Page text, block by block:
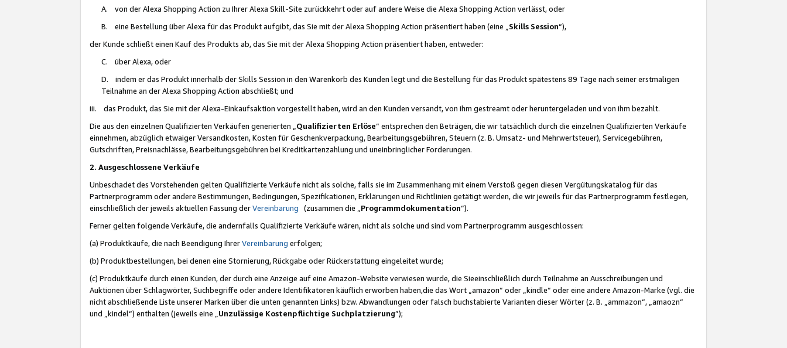
A. von der Alexa Shopping Action zu Ihrer Alexa Skill-Site zurückkehrt oder auf andere Weise die Alexa Shopping Action verlässt, oder
B. eine Bestellung über Alexa für das Produkt aufgibt, das Sie mit der Alexa Shopping Action präsentiert haben (eine „ Skills Session“),
der Kunde schließt einen Kauf des Produkts ab, das Sie mit der Alexa Shopping Action präsentiert haben, entweder:
C. über Alexa, oder
D. indem er das Produkt innerhalb der Skills Session in den Warenkorb des Kunden legt und die Bestellung für das Produkt spätestens 89 Tage nach seiner erstmaligen
Teilnahme an der Alexa Shopping Action abschließt; und
iii. das Produkt, das Sie mit der Alexa-Einkaufsaktion vorgestellt haben, wird an den Kunden versandt, von ihm gestreamt oder heruntergeladen und von ihm bezahlt.
Die aus den einzelnen Qualifizierten Verkäufen generierten „ Qualifizierten Erlöse“ entsprechen den Beträgen, die wir tatsächlich durch die einzelnen Qualifizierten Verkäufe
einnehmen, abzüglich etwaiger Versandkosten, Kosten für Geschenkverpackung, Bearbeitungsgebühren, Steuern (z. B. Umsatz- und Mehrwertsteuer), Servicegebühren,
Gutschriften, Preisnachlässe, Bearbeitungsgebühren bei Kreditkartenzahlung und uneinbringlicher Forderungen.
2. Ausgeschlossene Verkäufe
Unbeschadet des Vorstehenden gelten Qualifizierte Verkäufe nicht als solche, falls sie im Zusammenhang mit einem Verstoß gegen diesen Vergütungskatalog für das
Partnerprogramm oder andere Bestimmungen, Bedingungen, Spezifikationen, Erklärungen und Richtlinien getätigt werden, die wir jeweils für das Partnerprogramm festlegen,
einschließlich der jeweils aktuellen Fassung derVereinbarung (zusammen die „ Programmdokumentation“).
Ferner gelten folgende Verkäufe, die andernfalls Qualifizierte Verkäufe wären, nicht als solche und sind vom Partnerprogramm ausgeschlossen:
(a) Produktkäufe, die nach Beendigung IhrerVereinbarung erfolgen;
(b) Produktbestellungen, bei denen eine Stornierung, Rückgabe oder Rückerstattung eingeleitet wurde;
(c) Produktkäufe durch einen Kunden, der durch eine Anzeige auf eine Amazon-Website verwiesen wurde, die Sieeinschließlich durch Teilnahme an Ausschreibungen und
Auktionen über Schlagwörter, Suchbegriffe oder andere Identifikatoren käuflich erworben haben,die das Wort „amazon“ oder „kindle“ oder eine andere Amazon-Marke (vgl. die
nicht abschließende Liste unserer Marken über die unten genannten Links) bzw. Abwandlungen oder falsch buchstabierte Varianten dieser Wörter (z. B. „ammazon“, „amaozn“
und „kindel“) enthalten (jeweils eine „ Unzulässige Kostenpflichtige Suchplatzierung”);